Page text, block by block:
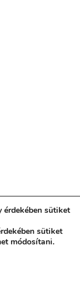
sütiket
sütiket
módosítani.